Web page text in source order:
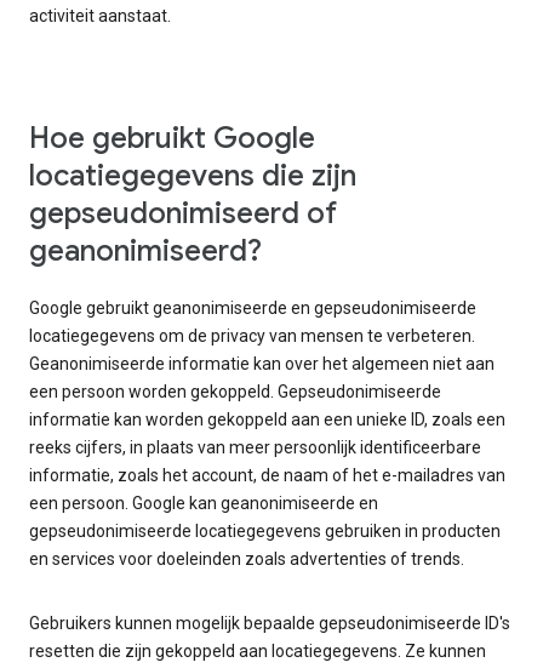
activiteit aanstaat.
Hoe gebruikt Google
locatiegegevens die zijn
gepseudonimiseerd of
geanonimiseerd?
Google gebruikt geanonimiseerde en gepseudonimiseerde
locatiegegevens om de privacy van mensen te verbeteren.
Geanonimiseerde informatie kan over het algemeen niet aan
een persoon worden gekoppeld. Gepseudonimiseerde
informatie kan worden gekoppeld aan een unieke ID, zoals een
reeks cijfers, in plaats van meer persoonlijk identificeerbare
informatie, zoals het account, de naam of het e-mailadres van
een persoon. Google kan geanonimiseerde en
gepseudonimiseerde locatiegegevens gebruiken in producten
en services voor doeleinden zoals advertenties of trends.
Gebruikers kunnen mogelijk bepaalde gepseudonimiseerde ID's
resetten die zijn gekoppeld aan locatiegegevens. Ze kunnen